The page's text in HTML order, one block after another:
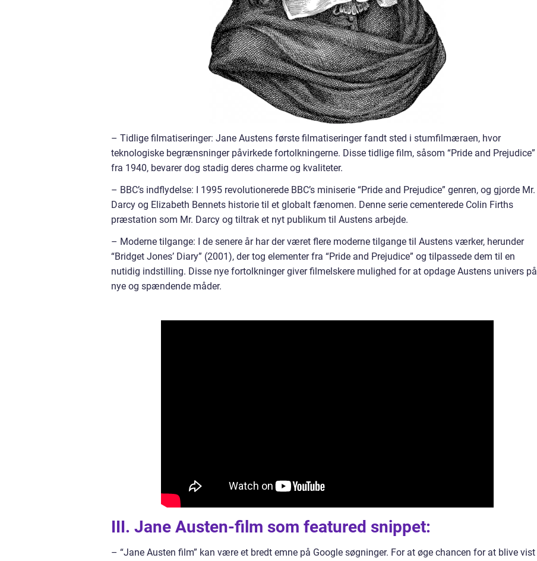
– Tidlige filmatiseringer: Jane Austens første filmatiseringer fandt sted i stumfilmæraen, hvor
teknologiske begrænsninger påvirkede fortolkningerne. Disse tidlige film, såsom “Pride and Prejudice”
fra 1940, bevarer dog stadig deres charme og kvaliteter.
– BBC’s indflydelse: I 1995 revolutionerede BBC’s miniserie “Pride and Prejudice” genren, og gjorde Mr.
Darcy og Elizabeth Bennets historie til et globalt fænomen. Denne serie cementerede Colin Firths
præstation som Mr. Darcy og tiltrak et nyt publikum til Austens arbejde.
– Moderne tilgange: I de senere år har der været flere moderne tilgange til Austens værker, herunder
“Bridget Jones’ Diary” (2001), der tog elementer fra “Pride and Prejudice” og tilpassede dem til en
nutidig indstilling. Disse nye fortolkninger giver filmelskere mulighed for at opdage Austens univers på
nye og spændende måder.
III. Jane Austen-film som featured snippet:
– “Jane Austen film” kan være et bredt emne på Google søgninger. For at øge chancen for at blive vist